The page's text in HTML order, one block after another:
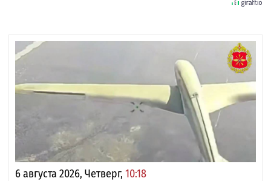
6 августа 2026, Четверг, 10:18